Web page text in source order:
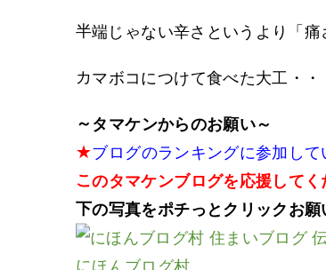
半端じゃない辛さというより「痛
カマボコにつけて食べた大工・・
～タマケンからのお願い～
★ブログのランキングに参加して
このタマケンブログを応援してく
下の写真をポチっとクリックお願
にほんブログ村